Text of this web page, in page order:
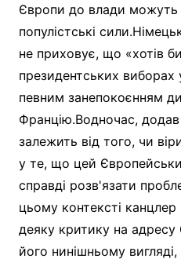
Європи до влади можуть
популістські
не приховує, що «хотів
президентських
певним занепокоєнням
Францію.Водночас, додав
залежить від того, чи
у те, що цей
справді розв'язати
цьому контексті
деяку критику на
його нинішньому